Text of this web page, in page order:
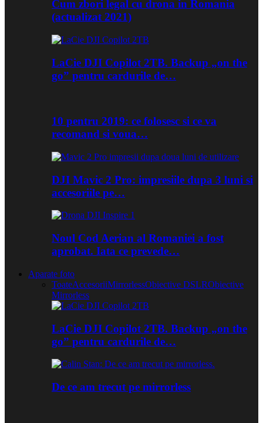
Cum zbori legal cu drona in Romania
(actualizat 2021)
LaCie DJI Copilot 2TB. Backup „on the
go” pentru cardurile de…
10 pentru 2019: ce folosesc si ce va
recomand si voua…
DJI Mavic 2 Pro: impresiile dupa 3 luni si
accesoriile pe…
Noul Cod Aerian al Romaniei a fost
aprobat. Iata ce prevede…
Aparate foto
ToateAccesoriiMirrorlessObiective DSLRObiective
Mirrorless
LaCie DJI Copilot 2TB. Backup „on the
go” pentru cardurile de…
De ce am trecut pe mirrorless